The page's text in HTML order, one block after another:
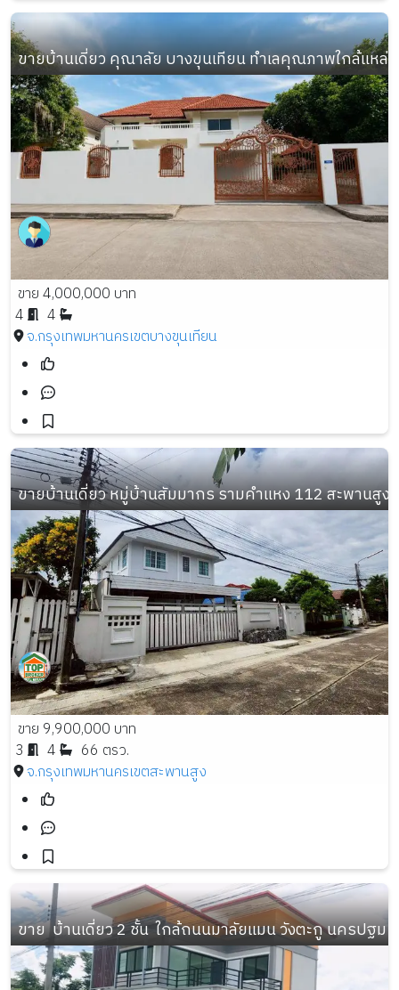
ขายบ้านเดี่ยว คุณาลัย บางขุนเทียน ทำเลคุณภาพใกล้แหล่
ขาย 4,000,000 บาท
4
4
จ.กรุงเทพมหานครเขตบางขุนเทียน
ขายบ้านเดี่ยว หมู่บ้านสัมมากร รามคําแหง 112 สะพานสูง
ขาย 9,900,000 บาท
3
4
66 ตรว.
จ.กรุงเทพมหานครเขตสะพานสูง
ขาย  บ้านเดี่ยว 2 ชั้น  ใกล้ถนนมาลัยแมน วังตะกู นครปฐม